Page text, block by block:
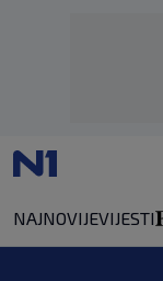
NAJNOVIJEVIJESTI